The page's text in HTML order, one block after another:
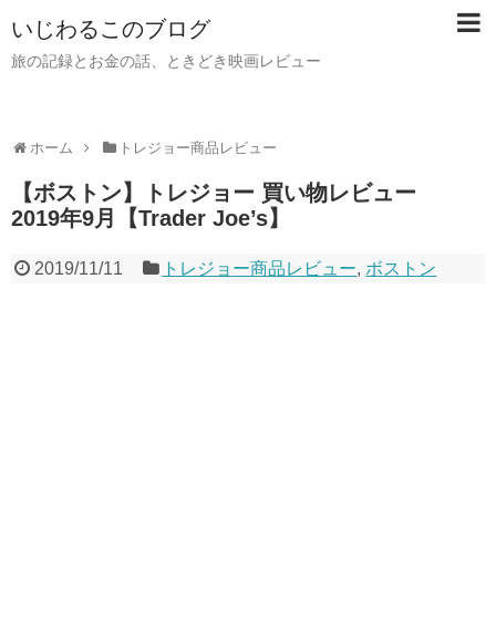
いじわるこのブログ
旅の記録とお金の話、ときどき映画レビュー
ホーム トレジョー商品レビュー
【ボストン】トレジョー 買い物レビュー
2019年9月【Trader Joe’s】
2019/11/11 トレジョー商品レビュー, ボストン